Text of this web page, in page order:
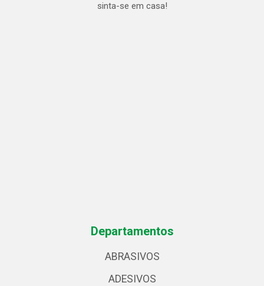
sinta-se em casa!
Departamentos
ABRASIVOS
ADESIVOS